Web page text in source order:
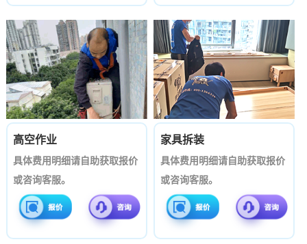
高空作业
具体费用明细请自助获取报价
或咨询客服。
家具拆装
具体费用明细请自助获取报价
或咨询客服。